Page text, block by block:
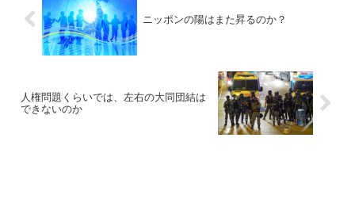
ニッポンの陽はまた昇るのか？
人権問題くらいでは、左右の大同団結は
できないのか